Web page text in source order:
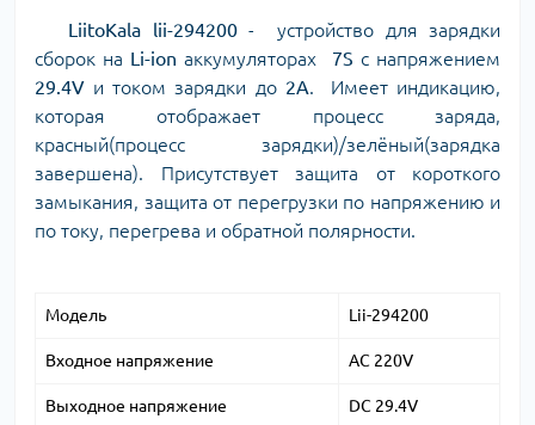
LiitoKala lii-294200- устройство для зарядки
сборок на Li-ion аккумуляторах 7S c напряжением
29.4V и током зарядки до 2A. Имеет индикацию,
которая отображает процесс заряда,
красный(процесс зарядки)/зелёный(зарядка
завершена). Присутствует защита от короткого
замыкания, защита от перегрузки по напряжению и
по току, перегрева и обратной полярности.
Модель Lii-294200
Входное напряжение AC 220V
Выходное напряжение DC 29.4V